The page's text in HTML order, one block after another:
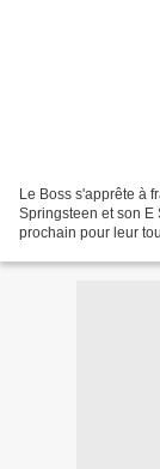
Le Boss s'apprête à
Springsteen et son E
prochain pour leur